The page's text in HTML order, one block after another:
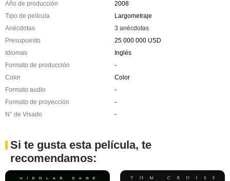
Año de producción
2008
Tipo de película
Largometraje
Anécdotas
3 anécdotas
Presupuesto
25 000 000 USD
Idiomas
Inglés
Formato de producción
-
Color
Color
Formato audio
-
Formato de proyección
-
N° de Visado
-
Si te gusta esta película, te
recomendamos: